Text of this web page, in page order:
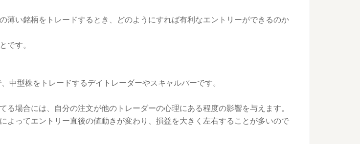
薄い銘柄をトレードするとき、どのようにすれば有利なエントリーができるのか
です。
中型株をトレードするデイトレーダーやスキャルパーです。
場合には、自分の注文が他のトレーダーの心理にある程度の影響を与えます。
よってエントリー直後の値動きが変わり、損益を大きく左右することが多いので